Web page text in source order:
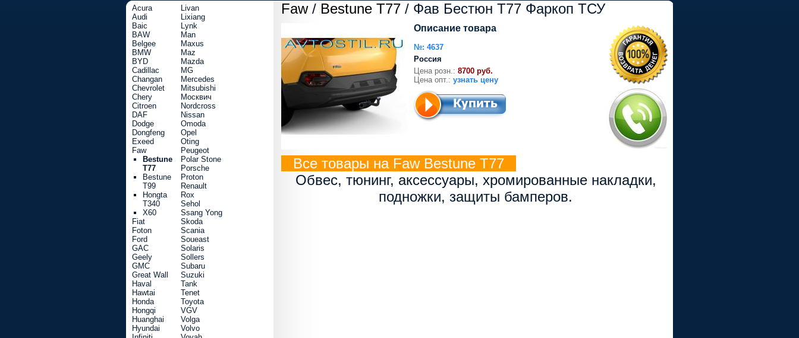
Faw/ Bestune T77 / Фав Бестюн T77 Фаркоп ТСУ
Описание товара
№: 4637
Россия
Цена розн.: 8700 руб.
Цена опт.: узнать цену
Все товары на Faw Bestune T77
Обвес, тюнинг, аксессуары, хромированные накладки,
подножки, защиты бамперов.
Acura
Audi
Baic
BAW
Belgee
BMW
BYD
Cadillac
Changan
Chevrolet
Chery
Citroen
DAF
Dodge
Dongfeng
Exeed
Faw
Bestune
T77
Bestune
T99
Hongta
T340
X60
Fiat
Foton
Ford
GAC
Geely
GMC
Great Wall
Haval
Hawtai
Honda
Hongqi
Huanghai
Hyundai
Livan
Lixiang
Lynk
Man
Maxus
Maz
Mazda
MG
Mercedes
Mitsubishi
Москвич
Nordcross
Nissan
Omoda
Opel
Oting
Peugeot
Polar Stone
Porsche
Proton
Renault
Rox
Sehol
Ssang Yong
Skoda
Scania
Soueast
Solaris
Sollers
Subaru
Suzuki
Tank
Tenet
Toyota
VGV
Volga
Volvo